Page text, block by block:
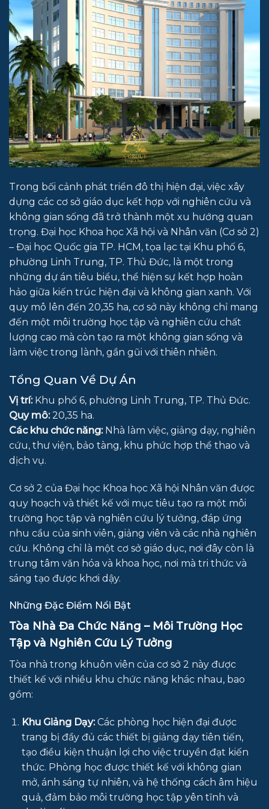
Trong bối cảnh phát triển đô thị hiện đại, việc xây
dựng các cơ sở giáo dục kết hợp với nghiên cứu và
không gian sống đã trở thành một xu hướng quan
trọng. Đại học Khoa học Xã hội và Nhân văn (Cơ sở 2)
– Đại học Quốc gia TP. HCM, tọa lạc tại Khu phố 6,
phường Linh Trung, TP. Thủ Đức, là một trong
những dự án tiêu biểu, thể hiện sự kết hợp hoàn
hảo giữa kiến trúc hiện đại và không gian xanh. Với
quy mô lên đến 20,35 ha, cơ sở này không chỉ mang
đến một môi trường học tập và nghiên cứu chất
lượng cao mà còn tạo ra một không gian sống và
làm việc trong lành, gần gũi với thiên nhiên.
Tổng Quan Về Dự Án
Vị trí:Khu phố 6, phường Linh Trung, TP. Thủ Đức.
Quy mô:20,35 ha.
Các khu chức năng:Nhà làm việc, giảng dạy, nghiên
cứu, thư viện, bảo tàng, khu phức hợp thể thao và
dịch vụ.
Cơ sở 2 của Đại học Khoa học Xã hội Nhân văn được
quy hoạch và thiết kế với mục tiêu tạo ra một môi
trường học tập và nghiên cứu lý tưởng, đáp ứng
nhu cầu của sinh viên, giảng viên và các nhà nghiên
cứu. Không chỉ là một cơ sở giáo dục, nơi đây còn là
trung tâm văn hóa và khoa học, nơi mà tri thức và
sáng tạo được khơi dậy.
Những Đặc Điểm Nổi Bật
Tòa Nhà Đa Chức Năng – Môi Trường Học
Tập và Nghiên Cứu Lý Tưởng
Tòa nhà trong khuôn viên của cơ sở 2 này được
thiết kế với nhiều khu chức năng khác nhau, bao
gồm:
Khu Giảng Dạy:Các phòng học hiện đại được
trang bị đầy đủ các thiết bị giảng dạy tiên tiến,
tạo điều kiện thuận lợi cho việc truyền đạt kiến
thức. Phòng học được thiết kế với không gian
mở, ánh sáng tự nhiên, và hệ thống cách âm hiệu
quả, đảm bảo môi trường học tập yên tĩnh và